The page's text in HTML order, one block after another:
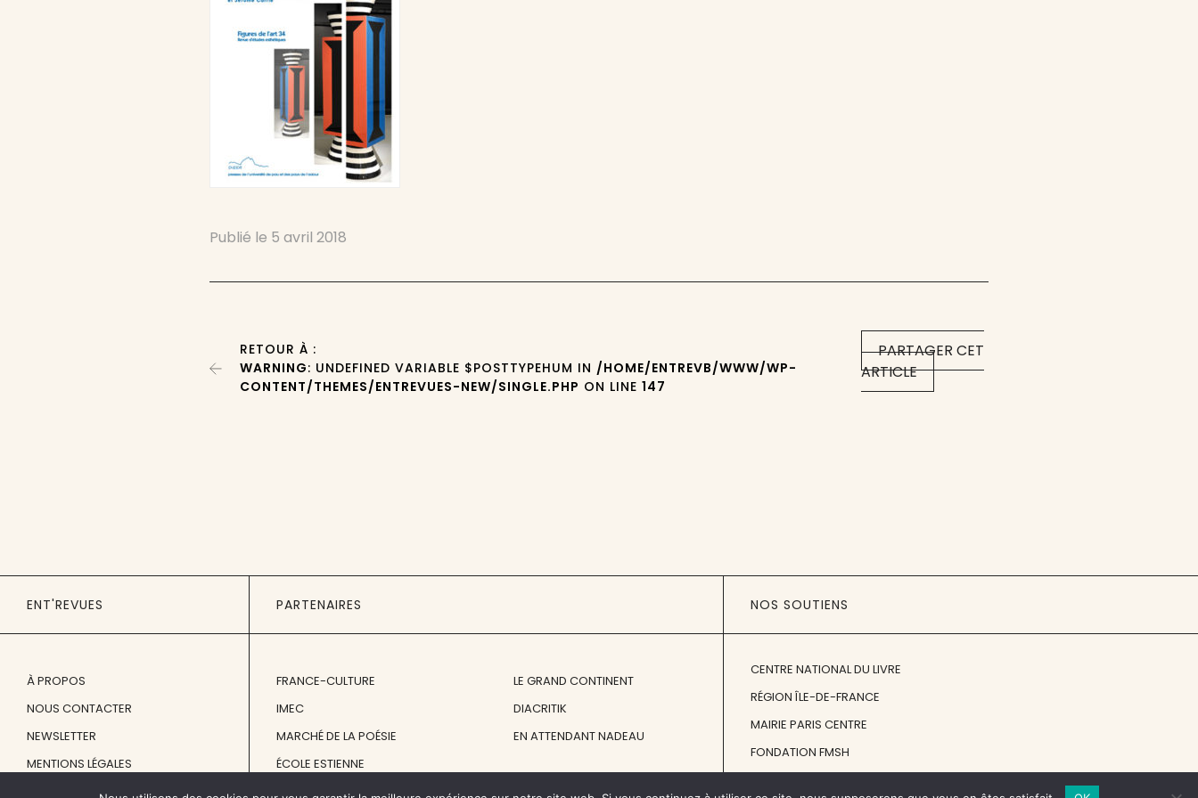
Publié le 5 avril 2018
PARTAGER CET
ARTICLE
RETOUR À :
WARNING: UNDEFINED VARIABLE $POSTTYPEHUM IN /HOME/ENTREVB/WWW/WP-
CONTENT/THEMES/ENTREVUES-NEW/SINGLE.PHP ON LINE147
ENT'REVUES
À PROPOS
NOUS CONTACTER
NEWSLETTER
MENTIONS LÉGALES
PARTENAIRES
FRANCE-CULTURE
IMEC
MARCHÉ DE LA POÉSIE
ÉCOLE ESTIENNE
LE GRAND CONTINENT
DIACRITIK
EN ATTENDANT NADEAU
NOS SOUTIENS
CENTRE NATIONAL DU LIVRE
RÉGION ÎLE-DE-FRANCE
MAIRIE PARIS CENTRE
FONDATION FMSH